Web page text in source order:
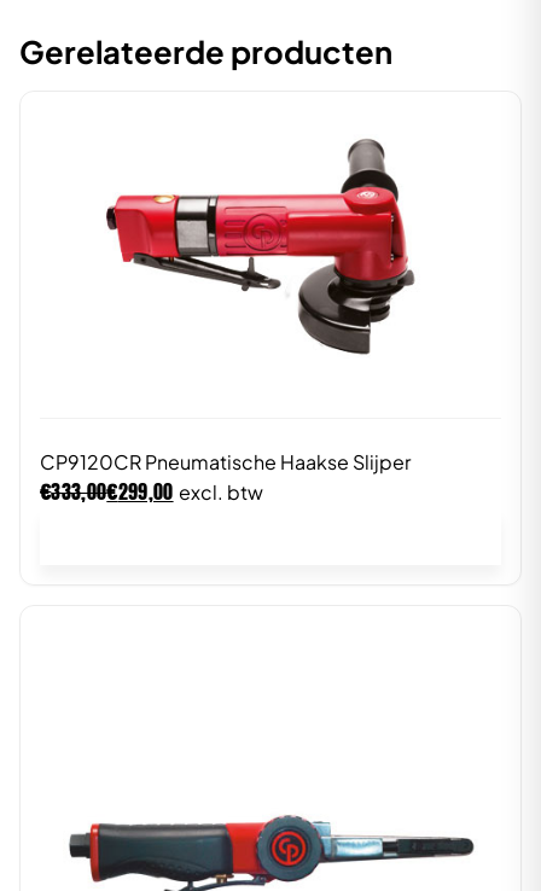
Gerelateerde producten
CP9120CR Pneumatische Haakse Slijper
€333,00€299,00 excl. btw